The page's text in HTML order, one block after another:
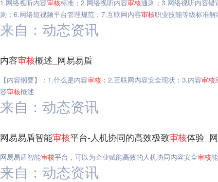
1.网络视听内容审核标准；2.网络视听内容审核通则；3.网络视听内容
则；6.网络短视频平台管理规范；7.互联网内容审核职业技能等级标准
来自：动态资讯
内容审核概述_网易易盾
【内容纲要】：1.什么是内容审核 ；2.互联网内容安全现状；3.内容审核
容审核概述
来自：动态资讯
网易易盾智能审核平台-人机协同的高效极致审核体验_
网易易盾智能审核平台，可以为企业赋能高效的人机协同内容安全审核
来自：动态资讯